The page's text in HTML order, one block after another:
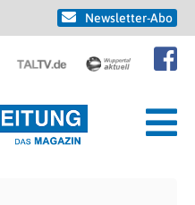
Newsletter-Abo